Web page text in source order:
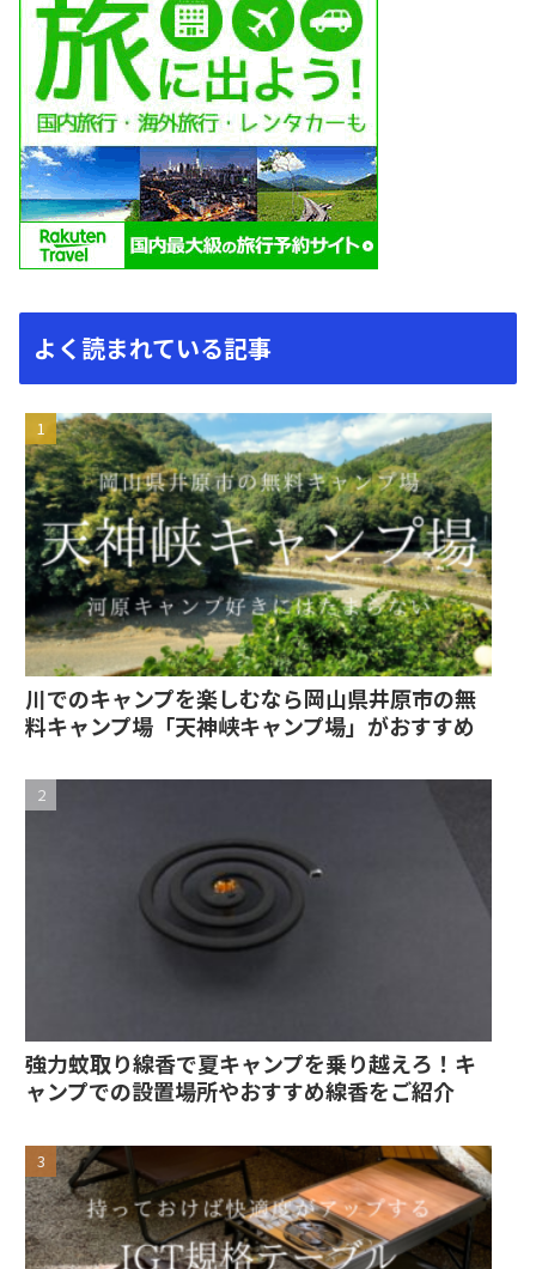
よく読まれている記事
川でのキャンプを楽しむなら岡山県井原市の無
料キャンプ場「天神峡キャンプ場」がおすすめ
強力蚊取り線香で夏キャンプを乗り越えろ！キ
ャンプでの設置場所やおすすめ線香をご紹介